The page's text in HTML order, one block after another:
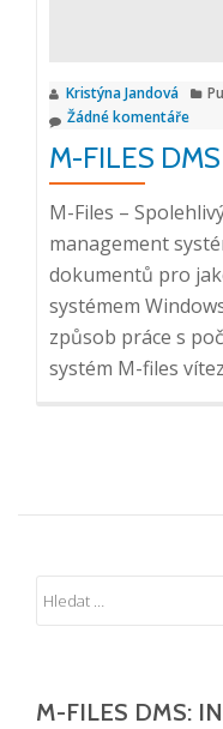
Kristýna Jandová
Žádné komentáře
M-FILES DMS
M-Files –
management
dokumentů pro
systémem
způsob práce s
systém M-files
M-FILES DMS: